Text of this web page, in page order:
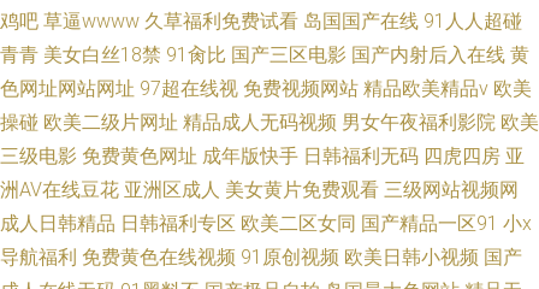
鸡吧 草逼wwww 久草福利免费试看 岛国国产在线 91人人超碰
青青 美女白丝18禁 91肏比 国产三区电影 国产内射后入在线 黄
色网址网站网址 97超在线视 免费视频网站 精品欧美精品v 欧美
操碰 欧美二级片网址 精品成人无码视频 男女午夜福利影院 欧美
三级电影 免费黄色网址 成年版快手 日韩福利无码 四虎四房 亚
洲AV在线豆花 亚洲区成人 美女黄片免费观看 三级网站视频网
成人日韩精品 日韩福利专区 欧美二区女同 国产精品一区91 小x
导航福利 免费黄色在线视频 91原创视频 欧美日韩小视频 国产